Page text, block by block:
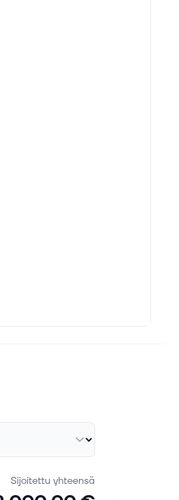
Sijoitettu yhteensä